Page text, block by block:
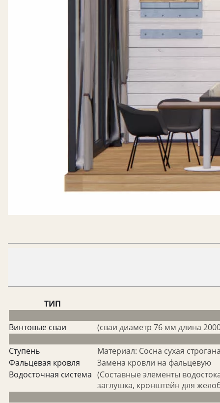
ТИП
Винтовые сваи (сваи диаметр 76 мм длина
Ступень
Материал: Сосна сухая
Фальцевая кровля
Замена кровли на фальцевую
Водосточная система (Составные элементы
заглушка, кронштейн для